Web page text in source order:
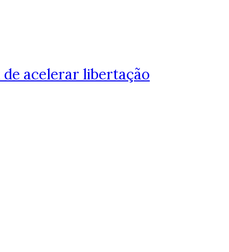
acelerar libertação